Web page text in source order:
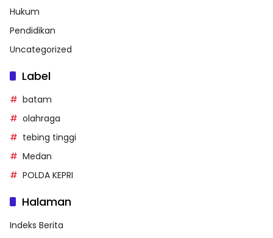
Hukum
Pendidikan
Uncategorized
Label
batam
olahraga
tebing tinggi
Medan
POLDA KEPRI
Halaman
Indeks Berita